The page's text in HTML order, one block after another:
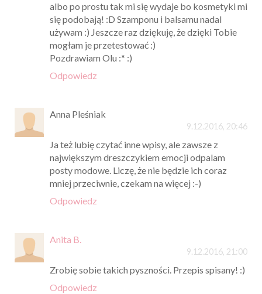
albo po prostu tak mi się wydaje bo kosmetyki mi
się podobają! :D Szamponu i balsamu nadal
używam :) Jeszcze raz dziękuję, że dzięki Tobie
mogłam je przetestować :)
Pozdrawiam Olu :* :)
Odpowiedz
Anna Pleśniak
9.12.2016, 20:46
Ja też lubię czytać inne wpisy, ale zawsze z
największym dreszczykiem emocji odpalam
posty modowe. Liczę, że nie będzie ich coraz
mniej przeciwnie, czekam na więcej :-)
Odpowiedz
Anita B.
9.12.2016, 21:00
Zrobię sobie takich pyszności. Przepis spisany! :)
Odpowiedz